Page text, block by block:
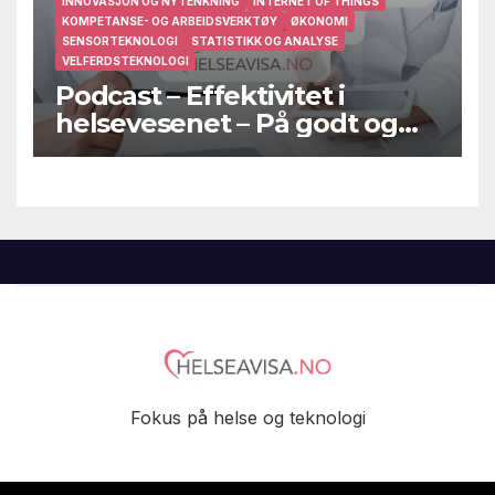
KOMPETANSE- OG ARBEIDSVERKTØY
ØKONOMI
SENSORTEKNOLOGI
STATISTIKK OG ANALYSE
VELFERDSTEKNOLOGI
Podcast – Effektivitet i
helsevesenet – På godt og
vondt
Fokus på helse og teknologi